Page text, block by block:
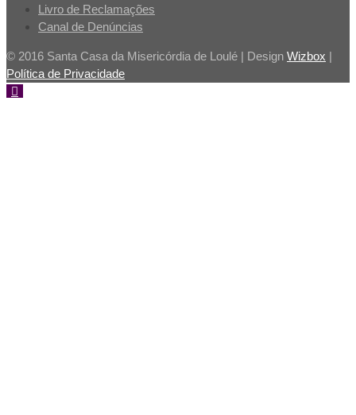
Livro de Reclamações
Canal de Denúncias
© 2016 Santa Casa da Misericórdia de Loulé | Design Wizbox |
Política de Privacidade